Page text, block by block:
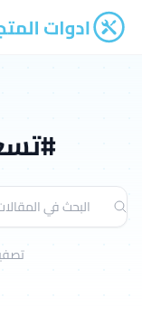
ادوات المتجر